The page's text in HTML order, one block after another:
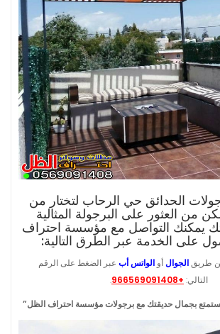
الحدائق حي الرحاب لتختار من
من العثور على البرجولة المثالية
يمكنك التواصل مع مؤسسة احتراف
على الخدمة عبر الطرق التالية:
طريقالجوالأو الواتس أب عبر الضغط على الرقم
التالي: +966569091408
.
بجمال حديقتك مع برجولات مؤسسة احتراف الظل”